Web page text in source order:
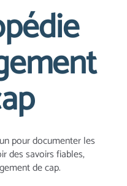
pour documenter les
des savoirs fiables,
de cap.